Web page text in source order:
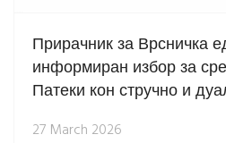
Прирачник за Врсничка
информиран избор за
Патеки кон стручно и
27 March 2026